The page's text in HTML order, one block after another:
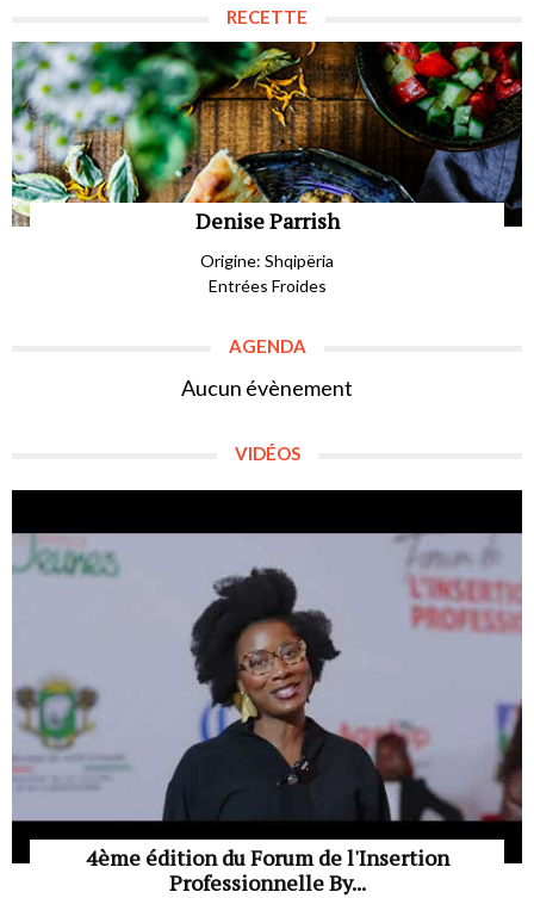
RECETTE
Denise Parrish
Origine: Shqipëria
Entrées Froides
AGENDA
Aucun évènement
VIDÉOS
4ème édition du Forum de l'Insertion
Professionnelle By...